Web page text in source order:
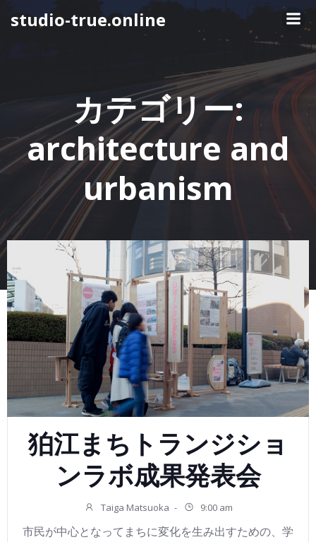
コ
ン
ツ
へ
ス
キ
ッ
プ
studio-true.online
カテゴリー:
architecture and
urbanism
狛江まちトランジショ
ンラボ成果発表会
Taiga Matsuoka - 9:00 am
市民が中心となってまちに変化を生み出すための、学